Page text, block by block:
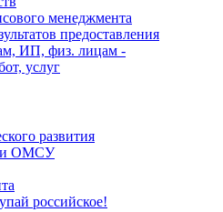
менеджмента
предоставления
ИП, физ. лицам -
услуг
развития
ОМСУ
российское!